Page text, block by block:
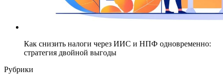
Как снизить налоги через ИИС и НПФ одновременно:
стратегия двойной выгоды
Рубрики